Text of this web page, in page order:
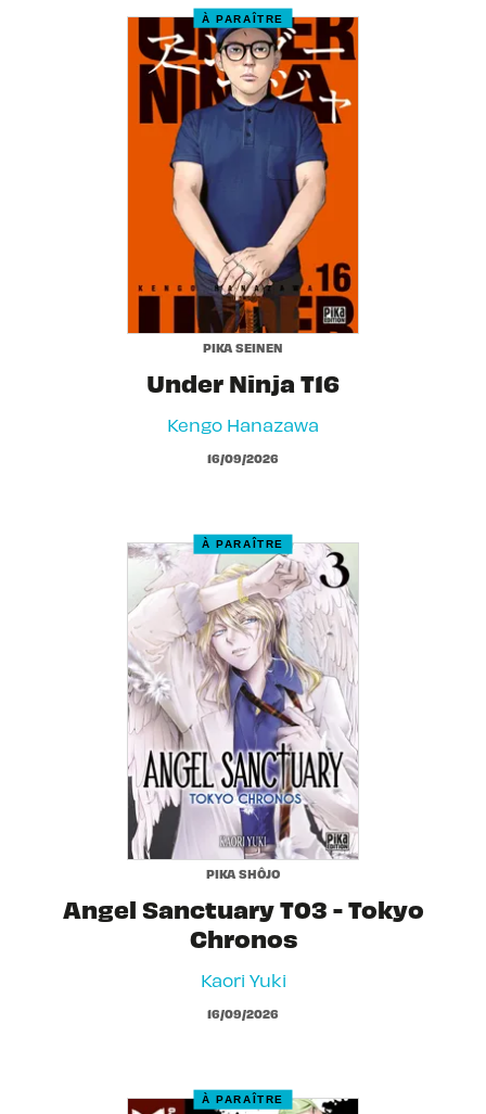
À PARAÎTRE
PIKA SEINEN
Under Ninja T16
Kengo Hanazawa
16/09/2026
À PARAÎTRE
PIKA SHÔJO
Angel Sanctuary T03 - Tokyo
Chronos
Kaori Yuki
16/09/2026
À PARAÎTRE